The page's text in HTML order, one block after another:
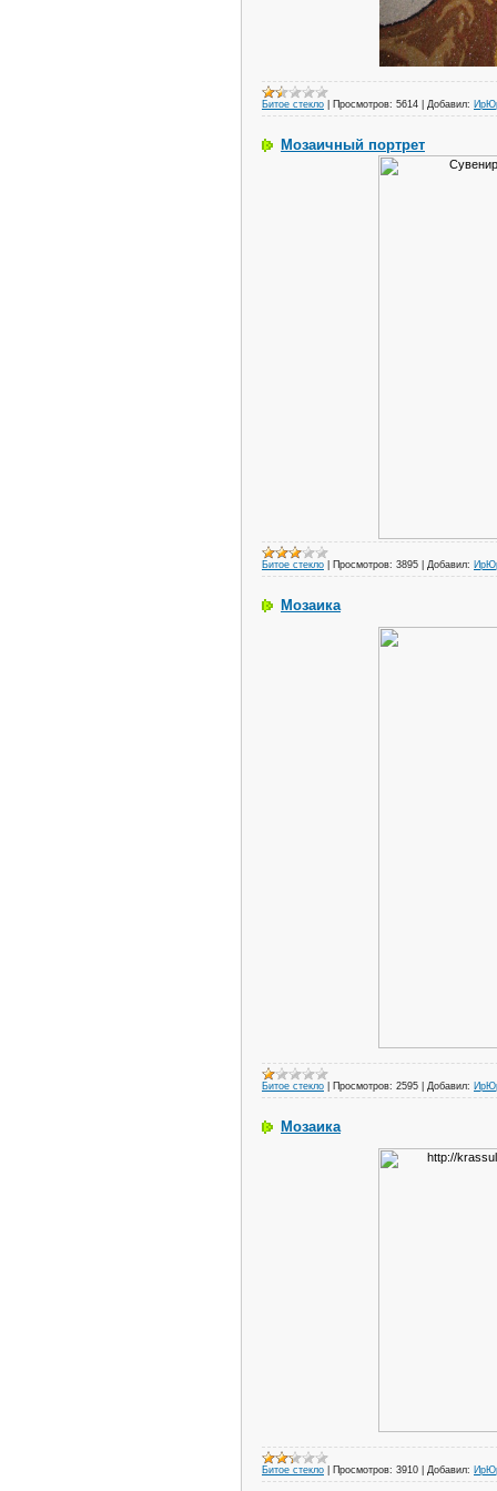
Битое стекло Просмотров: 5614 Добавил:
Мозаичный портрет
Битое стекло Просмотров: 3895 Добавил:
Мозаика
Битое стекло Просмотров: 2595 Добавил:
Мозаика
Битое стекло Просмотров: 3910 Добавил: